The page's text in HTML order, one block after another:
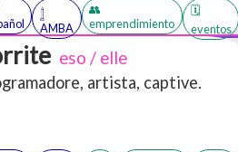
𓉶
AMBA
👥
emprendimiento
🗓️
eventos
eso / elle
artista, captive.